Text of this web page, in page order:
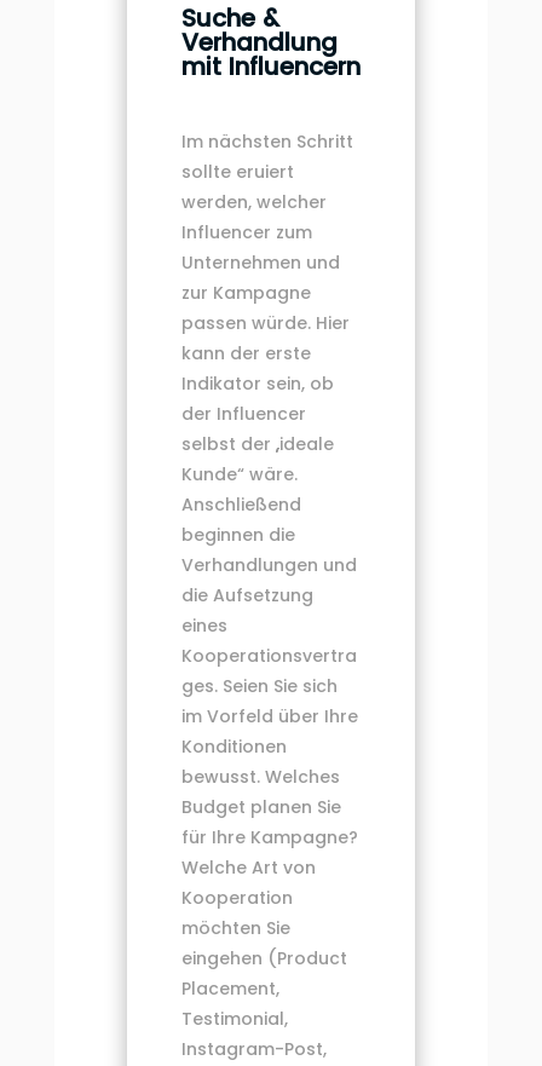
Suche &
Verhandlung
mit Influencern
Im nächsten Schritt
sollte eruiert
werden, welcher
Influencer zum
Unternehmen und
zur Kampagne
passen würde. Hier
kann der erste
Indikator sein, ob
der Influencer
selbst der „ideale
Kunde“ wäre.
Anschließend
beginnen die
Verhandlungen und
die Aufsetzung
eines
Kooperationsvertra
ges. Seien Sie sich
im Vorfeld über Ihre
Konditionen
bewusst. Welches
Budget planen Sie
für Ihre Kampagne?
Welche Art von
Kooperation
möchten Sie
eingehen (Product
Placement,
Testimonial,
Instagram-Post,